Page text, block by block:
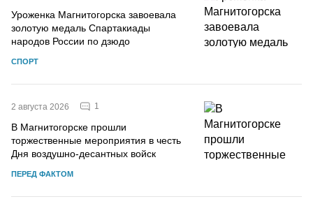
Уроженка Магнитогорска завоевала
золотую медаль Спартакиады
народов России по дзюдо
СПОРТ
2 августа 2026 1
В Магнитогорске прошли
торжественные мероприятия в честь
Дня воздушно-десантных войск
ПЕРЕД ФАКТОМ